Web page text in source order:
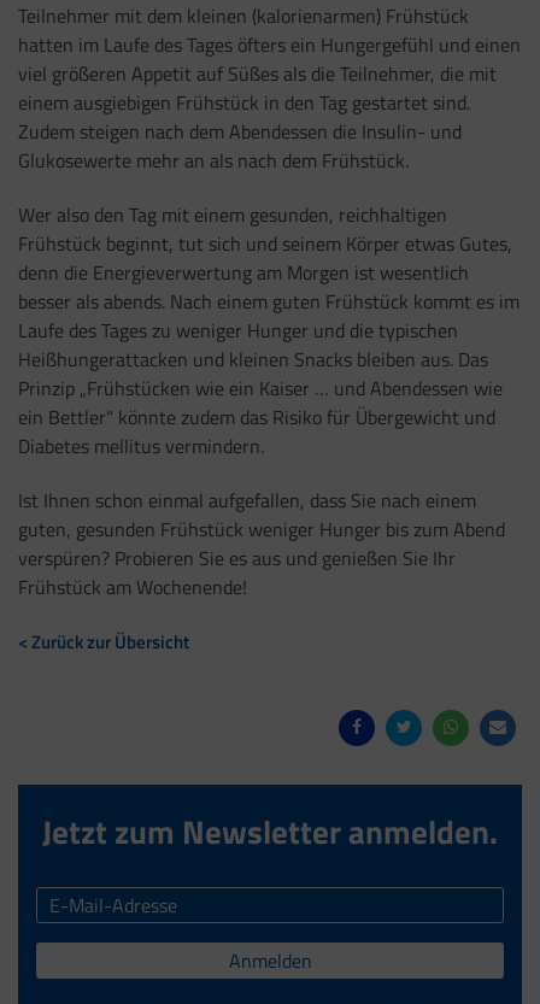
Teilnehmer mit dem kleinen (kalorienarmen) Frühstück
hatten im Laufe des Tages öfters ein Hungergefühl und einen
viel größeren Appetit auf Süßes als die Teilnehmer, die mit
einem ausgiebigen Frühstück in den Tag gestartet sind.
Zudem steigen nach dem Abendessen die Insulin- und
Glukosewerte mehr an als nach dem Frühstück.
Wer also den Tag mit einem gesunden, reichhaltigen
Frühstück beginnt, tut sich und seinem Körper etwas Gutes,
denn die Energieverwertung am Morgen ist wesentlich
besser als abends. Nach einem guten Frühstück kommt es im
Laufe des Tages zu weniger Hunger und die typischen
Heißhungerattacken und kleinen Snacks bleiben aus. Das
Prinzip „Frühstücken wie ein Kaiser … und Abendessen wie
ein Bettler“ könnte zudem das Risiko für Übergewicht und
Diabetes mellitus vermindern.
Ist Ihnen schon einmal aufgefallen, dass Sie nach einem
guten, gesunden Frühstück weniger Hunger bis zum Abend
verspüren? Probieren Sie es aus und genießen Sie Ihr
Frühstück am Wochenende!
< Zurück zur Übersicht
Jetzt zum Newsletter anmelden.
Anmelden